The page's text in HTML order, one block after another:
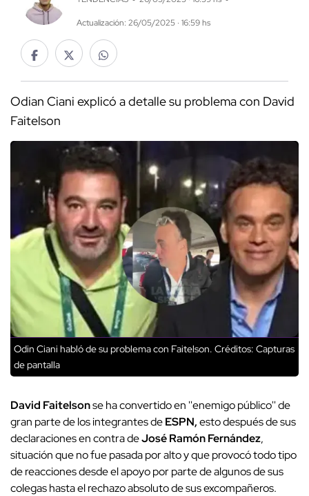
Actualización: 26/05/2025 · 16:59 hs
Odian Ciani explicó a detalle su problema con David
Faitelson
Odin Ciani habló de su problema con Faitelson. Créditos: Capturas
de pantalla
David Faitelsonse ha convertido en ''enemigo público'' de
gran parte de los integrantes deESPN,esto después de sus
declaraciones en contra deJosé Ramón Fernández,
situación que no fue pasada por alto y que provocó todo tipo
de reacciones desde el apoyo por parte de algunos de sus
colegas hasta el rechazo absoluto de sus excompañeros.